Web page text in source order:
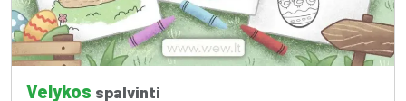
Velykos spalvinti